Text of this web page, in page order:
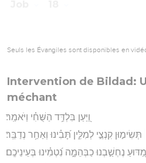
Seuls les Évangiles sont disponibles en
Intervention de Bildad:
méchant
וַ֭יַּעַן בִּלְדַּ֥ד הַשֻּׁחִ֗י וַיֹּאמַֽר׃
קִנְצֵ֣י לְמִלִּ֑ין תָּ֝בִ֗ינוּ וְאַחַ֥ר נְדַבֵּֽר׃
מַ֭דּוּעַ נֶחְשַׁ֣בְנוּ כַבְּהֵמָ֑ה נִ֝טְמִ֗ינוּ בְּעֵינֵיכֶֽם׃